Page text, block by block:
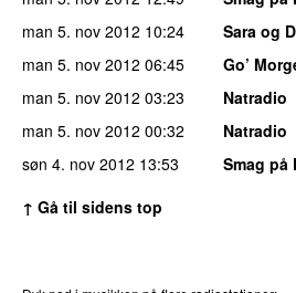
man 5. nov 2012 10:24
Sara og
man 5. nov 2012 06:45
Go’
man 5. nov 2012 03:23
Natradio
man 5. nov 2012 00:32
Natradio
søn 4. nov 2012 13:53
Smag på
↑ Gå til sidens top